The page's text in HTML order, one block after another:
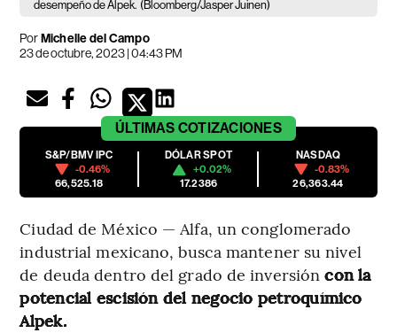
desempeño de Alpek. (Bloomberg/Jasper Juinen)
PorMichelle del Campo
23 de octubre, 2023 | 04:43 PM
ÚLTIMAS COTIZACIONES
S&P/BMV IPC
-0.46%
66,525.18
DÓLAR SPOT
+0.02%
17.2386
NASDAQ
-0.83%
26,363.44
Ciudad de México — Alfa, un conglomerado
industrial mexicano, busca mantener su nivel
de deuda dentro del grado de inversióncon la
potencial escisión del negocio petroquímico
Alpek.